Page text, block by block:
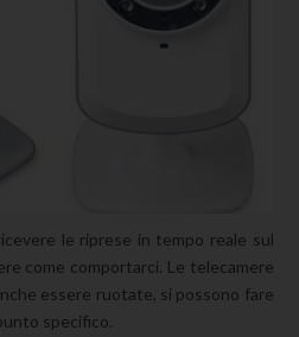
le riprese in tempo reale sul
come comportarci. Le telecamere
essere ruotate, si possono fare
specifico.